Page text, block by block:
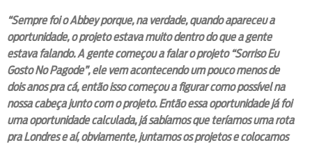
“Sempre foi o Abbey porque, na verdade, quando apareceu a
oportunidade, o projeto estava muito dentro do que a gente
estava falando. A gente começou a falar o projeto “Sorriso Eu
Gosto No Pagode”, ele vem acontecendo um pouco menos de
dois anos pra cá, então isso começou a figurar como possível na
nossa cabeça junto com o projeto. Então essa oportunidade já foi
uma oportunidade calculada, já sabíamos que teríamos uma rota
pra Londres e aí, obviamente, juntamos os projetos e colocamos